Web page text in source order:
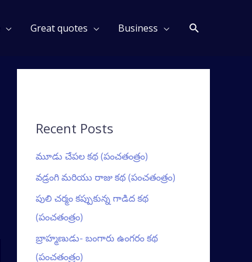
Great quotes Business Search
Recent Posts
మూడు చేపల కథ (పంచతంత్రం)
వడ్రంగి మరియు రాజు కథ (పంచతంత్రం)
పులి చర్మం కప్పుకున్న గాడిద కథ
(పంచతంత్రం)
బ్రాహ్మణుడు- బంగారు ఉంగరం కథ
(పంచతంత్రం)